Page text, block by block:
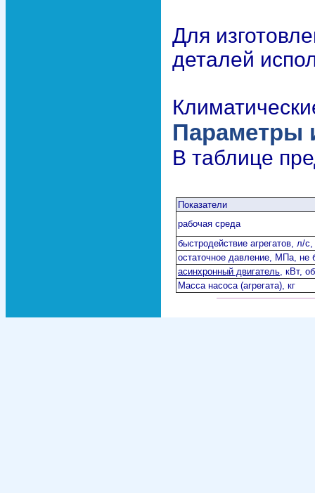
Для
деталей
Параметры
В таблице
Показатели
рабочая среда
быстродействие агрегатов, л/
остаточное давление, МПа, не
асинхронный двигатель, кВт,
Масса насоса (агрегата), кг